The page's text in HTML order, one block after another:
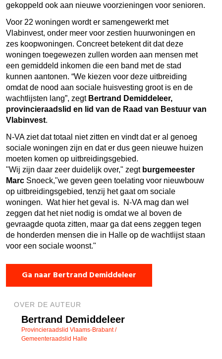
gekoppeld ook aan nieuwe voorzieningen voor senioren.
Voor 22 woningen wordt er samengewerkt met
Vlabinvest, onder meer voor zestien huurwoningen en
zes koopwoningen. Concreet betekent dit dat deze
woningen toegewezen zullen worden aan mensen met
een gemiddeld inkomen die een band met de stad
kunnen aantonen. “We kiezen voor deze uitbreiding
omdat de nood aan sociale huisvesting groot is en de
wachtlijsten lang”, zegt Bertrand Demiddeleer,
provincieraadslid en lid van de Raad van Bestuur van
Vlabinvest.
N-VA ziet dat totaal niet zitten en vindt dat er al genoeg
sociale woningen zijn en dat er dus geen nieuwe huizen
moeten komen op uitbreidingsgebied.
"Wij zijn daar zeer duidelijk over," zegtburgemeester
Marc Snoeck,"we geven geen toelating voor nieuwbouw
op uitbreidingsgebied, tenzij het gaat om sociale
woningen. Wat hier het geval is. N-VA mag dan wel
zeggen dat het niet nodig is omdat we al boven de
gevraagde quota zitten, maar ga dat eens zeggen tegen
de honderden mensen die in Halle op de wachtlijst staan
voor een sociale woonst."
Ga naar Bertrand Demiddeleer
OVER DE AUTEUR
Bertrand Demiddeleer
Provincieraadslid Vlaams-Brabant /
Gemeenteraadslid Halle